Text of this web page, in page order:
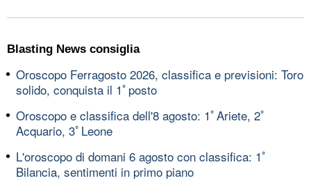
Blasting News consiglia
Oroscopo Ferragosto 2026, classifica e previsioni: Toro
solido, conquista il 1ﾟposto
Oroscopo e classifica dell'8 agosto: 1ﾟAriete, 2ﾟ
Acquario, 3ﾟLeone
L'oroscopo di domani 6 agosto con classifica: 1ﾟ
Bilancia, sentimenti in primo piano